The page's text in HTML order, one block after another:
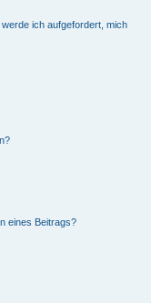
ich aufgefordert, mich
eines Beitrags?